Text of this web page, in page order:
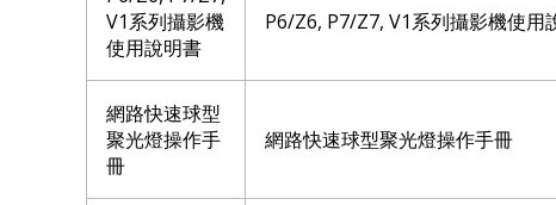
V1系列攝影機
使用說明書
P6/Z6, P7/Z7, V1系列攝影機使用
網路快速球型
聚光燈操作手
冊
網路快速球型聚光燈操作手冊